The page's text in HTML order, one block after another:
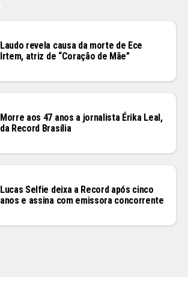
Laudo revela causa da morte de Ece
Irtem, atriz de “Coração de Mãe”
Morre aos 47 anos a jornalista Érika Leal,
da Record Brasília
Lucas Selfie deixa a Record após cinco
anos e assina com emissora concorrente